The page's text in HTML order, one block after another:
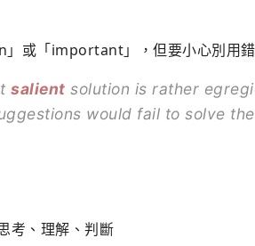
或「important」，但要小心別用錯
salient solution is rather
would fail to solve
考、理解、判斷